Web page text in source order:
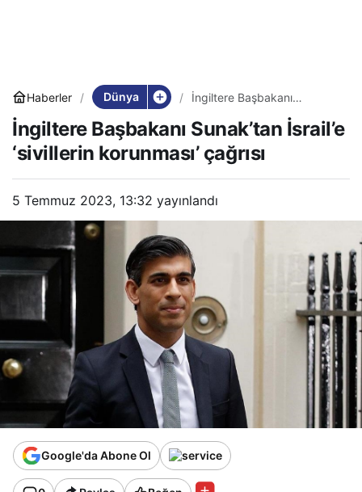
Haberler Dünya
İngiltere Başbakanı
korunması’ çağrısı
İngiltere Başbakanı Sunak’tan İsrail’e
‘sivillerin korunması’ çağrısı
5 Temmuz 2023, 13:32 yayınlandı
Google'da Abone Ol